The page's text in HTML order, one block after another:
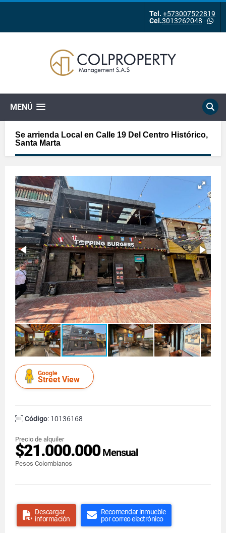
Tel. +573007522819
Cel.3013262048 -
MENÚ
Se arrienda Local en Calle 19 Del Centro Histórico,
Santa Marta
Google
Street View
Código: 10136168
Precio de alquiler
$21.000.000Mensual
Pesos Colombianos
Descargar
información
Recomendar inmueble
por correo electrónico